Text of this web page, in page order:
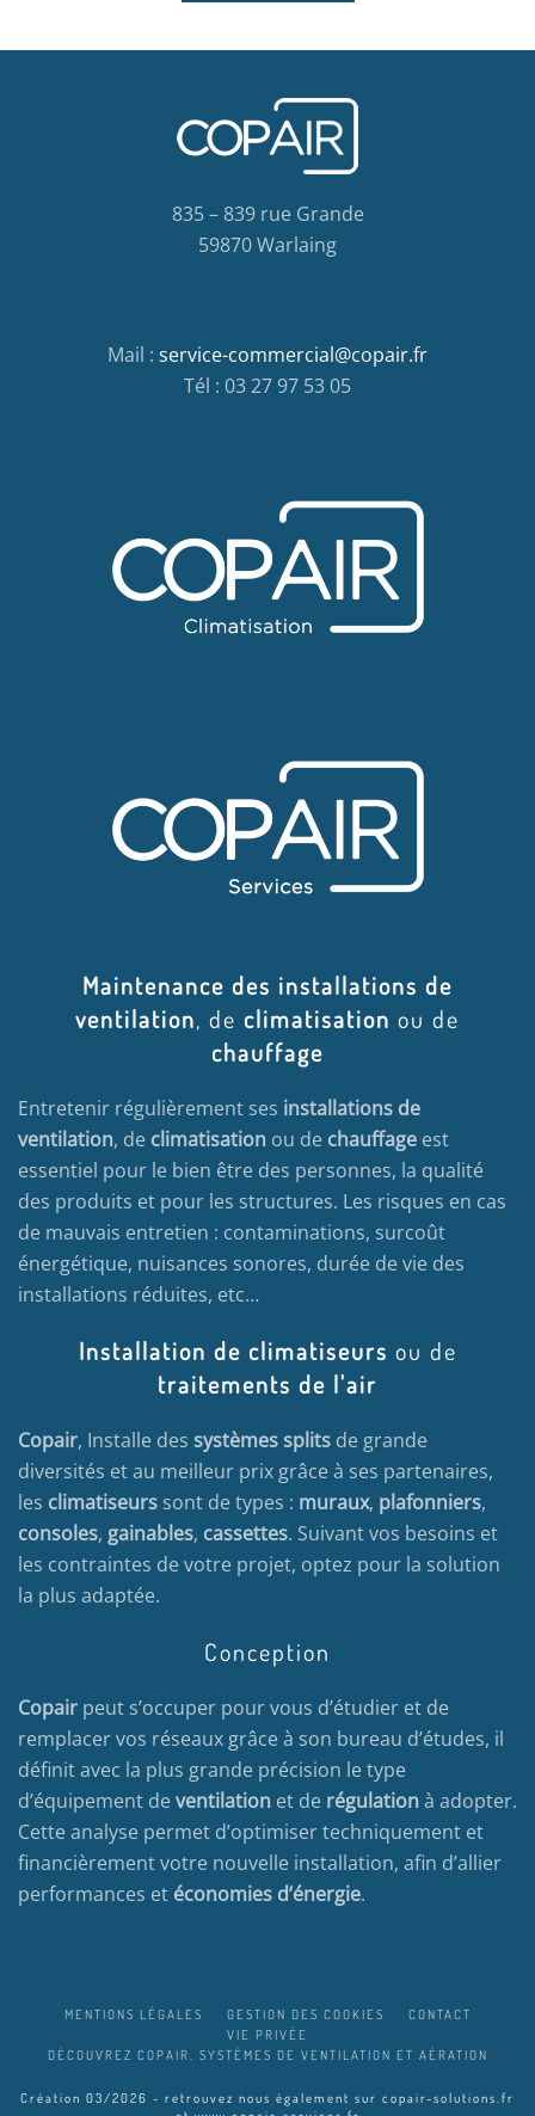
835 – 839 rue Grande
59870 Warlaing
Mail : service-commercial@copair.fr
Tél : 03 27 97 53 05
Maintenance des installations de
ventilation, de climatisation ou de
chauffage
Entretenir régulièrement ses installations de
ventilation, de climatisation ou de chauffage est
essentiel pour le bien être des personnes, la qualité
des produits et pour les structures. Les risques en cas
de mauvais entretien : contaminations, surcoût
énergétique, nuisances sonores, durée de vie des
installations réduites, etc…
Installation de climatiseurs ou de
traitements de l'air
Copair, Installe des systèmes splits de grande
diversités et au meilleur prix grâce à ses partenaires,
les climatiseurs sont de types : muraux, plafonniers,
consoles, gainables, cassettes. Suivant vos besoins et
les contraintes de votre projet, optez pour la solution
la plus adaptée.
Conception
Copair peut s’occuper pour vous d’étudier et de
remplacer vos réseaux grâce à son bureau d’études, il
définit avec la plus grande précision le type
d’équipement deventilation et de régulationà adopter.
Cette analyse permet d’optimiser techniquement et
financièrement votre nouvelle installation, afin d’allier
performances et économies d’énergie.
MENTIONS LÉGALES GESTION DES COOKIES
CONTACT
VIE PRIVÉE
DÉCOUVREZ COPAIR, SYSTÈMES DE VENTILATION ET AÉRATION
Création 03/2026 - retrouvez nous également sur copair-solutions.fr